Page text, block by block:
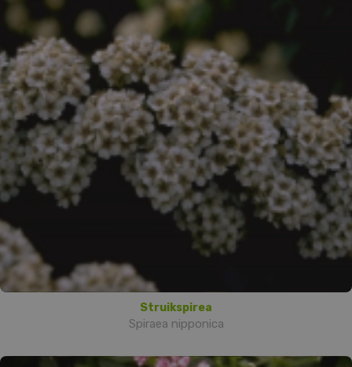
Struikspirea
Spiraea nipponica